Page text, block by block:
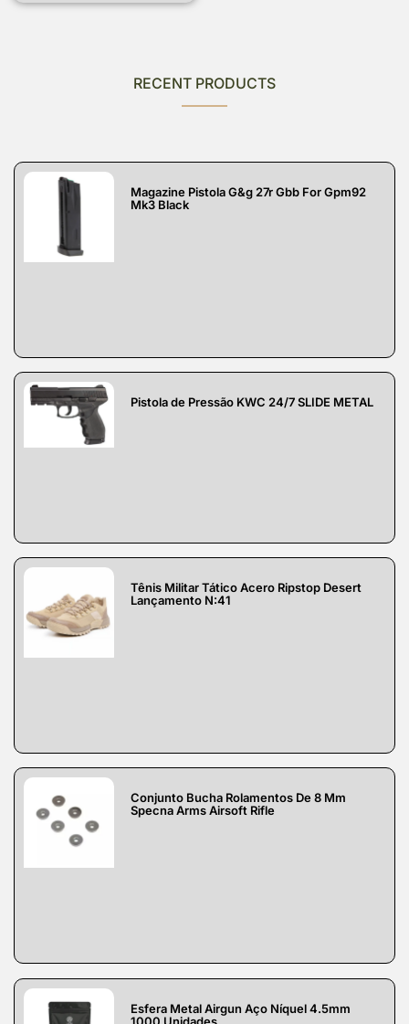
RECENT PRODUCTS
Magazine Pistola G&g 27r Gbb For Gpm92
Mk3 Black
Pistola de Pressão KWC 24/7 SLIDE METAL
Tênis Militar Tático Acero Ripstop Desert
Lançamento N:41
Conjunto Bucha Rolamentos De 8 Mm
Specna Arms Airsoft Rifle
Esfera Metal Airgun Aço Níquel 4.5mm
1000 Unidades